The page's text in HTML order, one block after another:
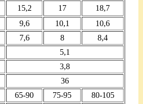
15,2 17
18,7
9,6 10,1
10,6
7,6 8
8,4
5,1
3,8
36
65-90 75-95
80-105